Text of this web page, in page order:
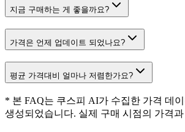
지금 구매하는 게 좋을까요?
가격은 언제 업데이트 되었나요?
평균 가격대비 얼마나 저렴한가요?
* 본 FAQ는 쿠스피 AI가 수집한 가격 데
생성되었습니다. 실제 구매 시점의 가격